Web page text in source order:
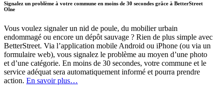
Signalez un problème à votre commune en moins de 30 secondes grâce à BetterStreet
Olne
Vous voulez signaler un nid de poule, du mobilier urbain
endommagé ou encore un dépôt sauvage ? Rien de plus simple avec
BetterStreet. Via l’application mobile Android ou iPhone (ou via un
formulaire web), vous signalez le problème au moyen d’une photo
et d’une catégorie. En moins de 30 secondes, votre commune et le
service adéquat sera automatiquement informé et pourra prendre
action. En savoir plus…